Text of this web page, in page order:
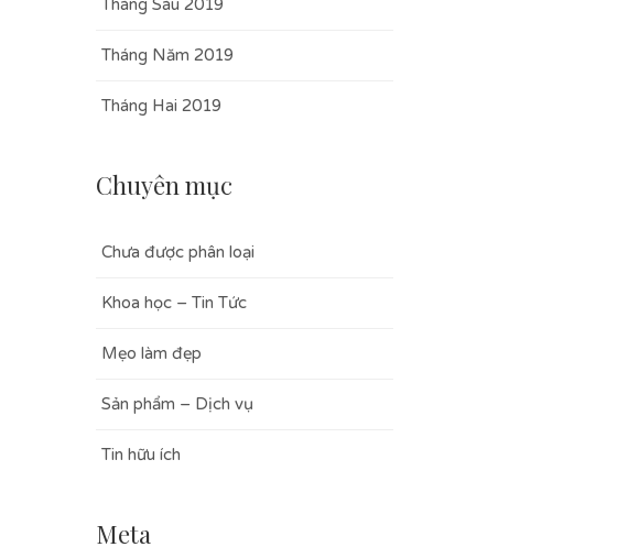
Tháng Sáu 2019
Tháng Năm 2019
Tháng Hai 2019
Chuyên mục
Chưa được phân loại
Khoa học – Tin Tức
Mẹo làm đẹp
Sản phẩm – Dịch vụ
Tin hữu ích
Meta